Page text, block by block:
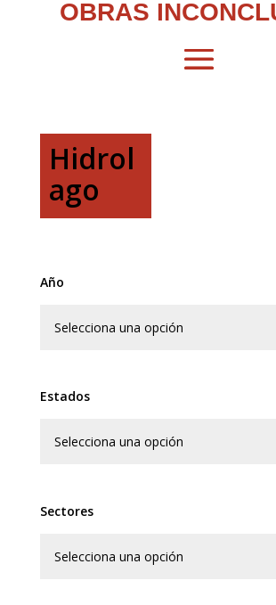
OBRAS
Hidrol
ago
Año
Estados
Sectores